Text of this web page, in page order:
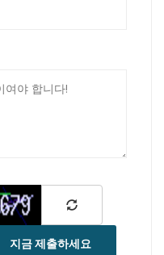
지금 제출하세요